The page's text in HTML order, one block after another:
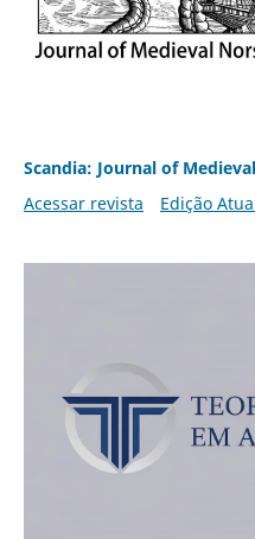
Scandia: Journal of
Acessar revista
Edição